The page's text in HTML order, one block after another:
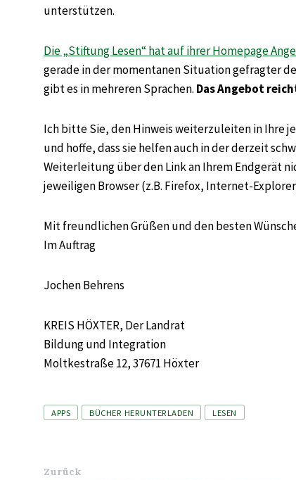
unterstützen.
Die „Stiftung Lesen“ hat auf ihrer Homepage
gerade in der momentanen Situation gefragter
gibt es in mehreren Sprachen. Das Angebot
Ich bitte Sie, den Hinweis weiterzuleiten in Ihre
und hoffe, dass sie helfen auch in der derzeit
Weiterleitung über den Link an Ihrem Endgerät
jeweiligen Browser (z.B. Firefox, Internet-
Mit freundlichen Grüßen und den besten
Im Auftrag
Jochen Behrens
KREIS HÖXTER, Der Landrat
Bildung und Integration
Moltkestraße 12, 37671 Höxter
Tags
APPS BÜCHER HERUNTERLADEN LESEN
Zurück